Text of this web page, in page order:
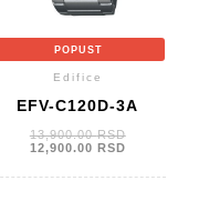
POPUST
Edifice
EFV-C120D-3A
13,900.00RSDOriginalna
cena
12,900.00 RSDTrenutna